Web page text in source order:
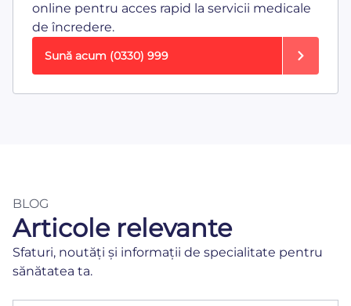
online pentru acces rapid la servicii medicale
de încredere.
Sună acum (0330) 999
BLOG
Articole relevante
Sfaturi, noutăți și informații de specialitate pentru
sănătatea ta.